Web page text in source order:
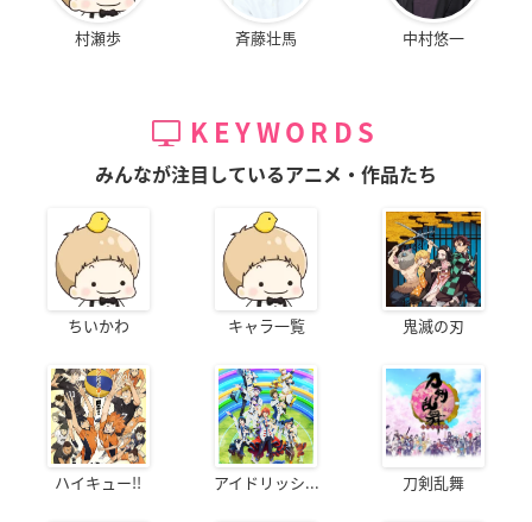
村瀬歩 斉藤壮馬 中村悠一
KEYWORDS
みんなが注目しているアニメ・作品たち
ちいかわ キャラ一覧 鬼滅の刃
ハイキュー!! アイドリッシ... 刀剣乱舞